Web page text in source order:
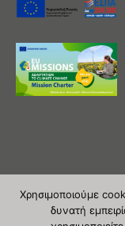
Χρησιμοποιούμε
δυνατή